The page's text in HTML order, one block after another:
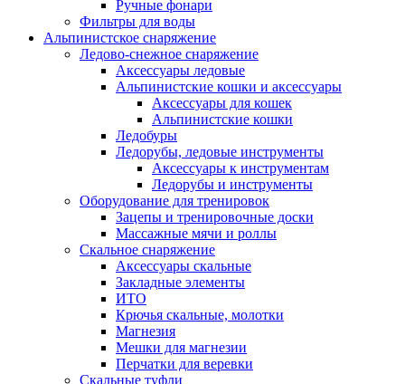
Ручные фонари
Фильтры для воды
Альпинистское снаряжение
Ледово-снежное снаряжение
Аксессуары ледовые
Альпинистские кошки и аксессуары
Аксессуары для кошек
Альпинистские кошки
Ледобуры
Ледорубы, ледовые инструменты
Аксессуары к инструментам
Ледорубы и инструменты
Оборудование для тренировок
Зацепы и тренировочные доски
Массажные мячи и роллы
Скальное снаряжение
Аксессуары скальные
Закладные элементы
ИТО
Крючья скальные, молотки
Магнезия
Мешки для магнезии
Перчатки для веревки
Скальные туфли